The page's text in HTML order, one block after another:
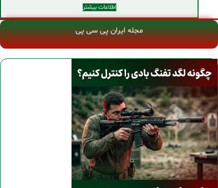
اطلاعات بیشتر
مجله ایران پی سی پی